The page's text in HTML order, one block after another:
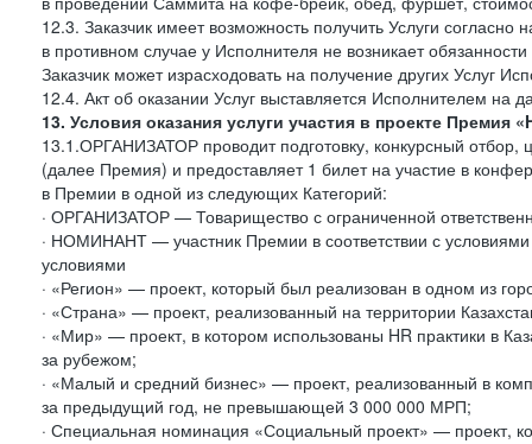
12.3. Заказчик имеет возможность получить Услуги
в противном случае у Исполнителя не возникает
Заказчик может израсходовать на получение других Услуг
12.4. Акт об оказании Услуг выставляется Исполнителем на
13. Условия оказания услуги участия в проекте
13.1.ОРГАНИЗАТОР проводит подготовку, конкурсный
(далее Премия) и предоставляет 1 билет на участие в
в Премии в одной из следующих Категорий:
· ОРГАНИЗАТОР — Товарищество с ограниченной
· НОМИНАНТ — участник Премии в соответствии с
условиями
· «Регион» — проект, который был реализован в одном из
· «Страна» — проект, реализованный на территории
· «Мир» — проект, в котором использованы HR практики в
за рубежом;
· «Малый и средний бизнес» — проект, реализованный в
за предыдущий год, не превышающей 3 000 000 МРП;
· Специальная номинация «Социальный проект» — проект,